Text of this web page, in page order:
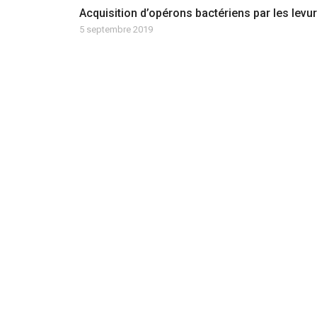
Acquisition d’opérons bactériens par les
5 septembre 2019